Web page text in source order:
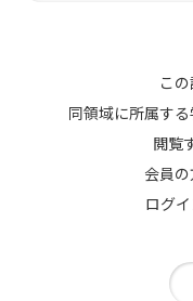
こ
同領域に所属す
閲覧
会員
ログ